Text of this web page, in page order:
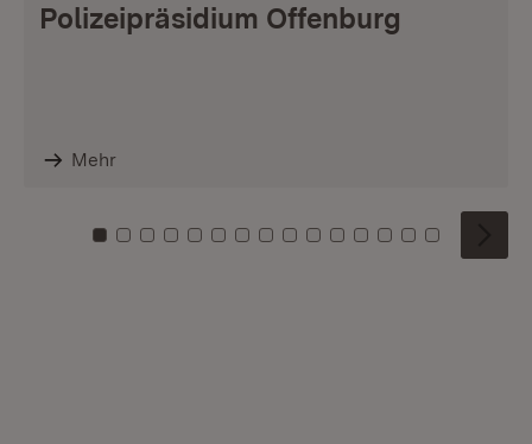
Polizeipräsidium Offenburg
Mehr
Zu Kachel: 0
Zu Kachel: 1
Zu Kachel: 2
Zu Kachel: 3
Zu Kachel: 4
Zu Kachel: 5
Zu Kachel: 6
Zu Kachel: 7
Zu Kachel: 8
Zu Kachel: 9
Zu Kachel: 10
Zu Kachel: 11
Zu Kachel: 12
Zu Kachel:
Zu